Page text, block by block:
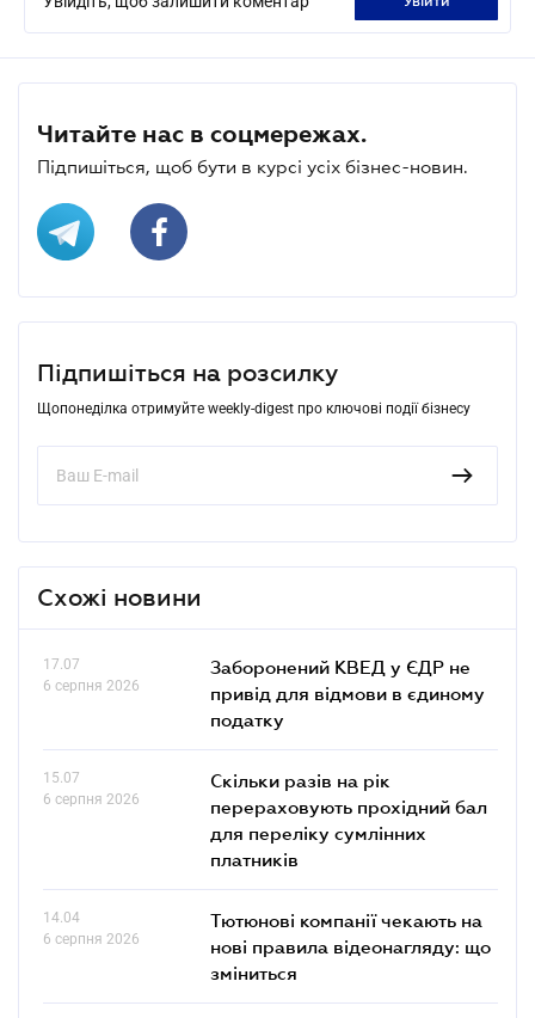
Читайте нас в соцмережах.
Підпишіться, щоб бути в курсі усіх бізнес-новин.
Підпишіться на розсилку
Щопонеділка отримуйте weekly-digest про ключові події бізнесу
Схожі новини
17.07
6 серпня 2026
Заборонений КВЕД у ЄДР не
привід для відмови в єдиному
податку
15.07
6 серпня 2026
Скільки разів на рік
перераховують прохідний бал
для переліку сумлінних
платників
14.04
6 серпня 2026
Тютюнові компанії чекають на
нові правила відеонагляду: що
зміниться